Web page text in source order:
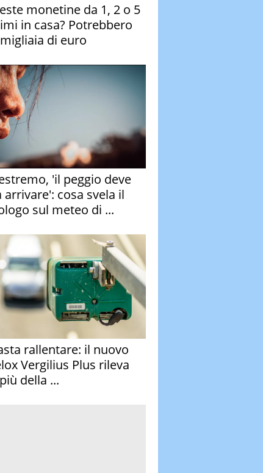
monetine da 1, 2 o 5
in casa? Potrebbero
di euro
'il peggio deve
arrivare': cosa svela il
sul meteo di ...
rallentare: il nuovo
Vergilius Plus rileva
della ...